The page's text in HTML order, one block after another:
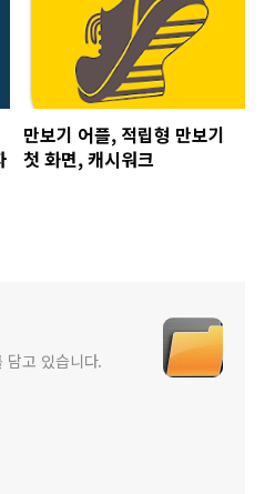
만보기 어플, 적립형 만보기
첫 화면, 캐시워크
담고 있습니다.